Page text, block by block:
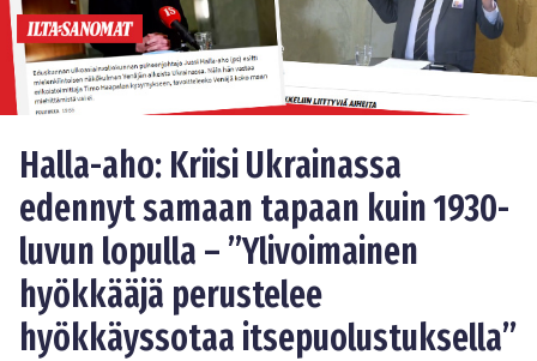
Halla-aho: Kriisi Ukrainassa
edennyt samaan tapaan kuin 1930-
luvun lopulla – ”Ylivoimainen
hyökkääjä perustelee
hyökkäyssotaa itsepuolustuksella”